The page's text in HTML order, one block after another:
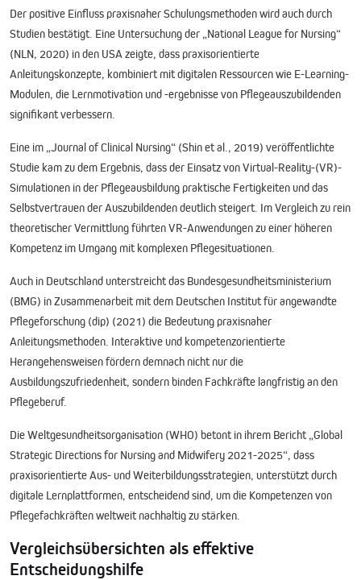
Der positive Einfluss praxisnaher Schulungsmethoden wird auch durch
Studien bestätigt. Eine Untersuchung der „National League for Nursing“
(NLN, 2020) in den USA zeigte, dass praxisorientierte
Anleitungskonzepte, kombiniert mit digitalen Ressourcen wie E-Learning-
Modulen, die Lernmotivation und -ergebnisse von Pflegeauszubildenden
signifikant verbessern.
Eine im „Journal of Clinical Nursing“ (Shin et al., 2019) veröffentlichte
Studie kam zu dem Ergebnis, dass der Einsatz von Virtual-Reality-(VR)-
Simulationen in der Pflegeausbildung praktische Fertigkeiten und das
Selbstvertrauen der Auszubildenden deutlich steigert. Im Vergleich zu rein
theoretischer Vermittlung führten VR-Anwendungen zu einer höheren
Kompetenz im Umgang mit komplexen Pflegesituationen.
Auch in Deutschland unterstreicht das Bundesgesundheitsministerium
(BMG) in Zusammenarbeit mit dem Deutschen Institut für angewandte
Pflegeforschung (dip) (2021) die Bedeutung praxisnaher
Anleitungsmethoden. Interaktive und kompetenzorientierte
Herangehensweisen fördern demnach nicht nur die
Ausbildungszufriedenheit, sondern binden Fachkräfte langfristig an den
Pflegeberuf.
Die Weltgesundheitsorganisation (WHO) betont in ihrem Bericht „Global
Strategic Directions for Nursing and Midwifery 2021-2025“, dass
praxisorientierte Aus- und Weiterbildungsstrategien, unterstützt durch
digitale Lernplattformen, entscheidend sind, um die Kompetenzen von
Pflegefachkräften weltweit nachhaltig zu stärken.
Vergleichsübersichten als effektive
Entscheidungshilfe